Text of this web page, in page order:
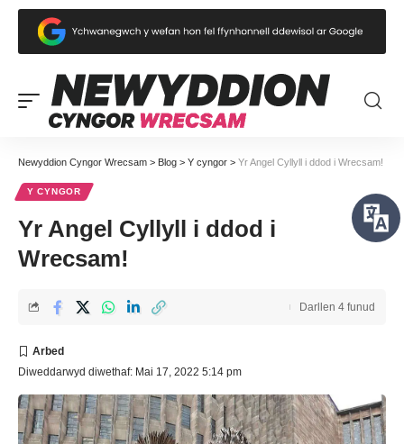
Newyddion Cyngor Wrecsam > Blog > Y cyngor > Yr Angel Cyllyll i ddod i Wrecsam!
Y CYNGOR
Yr Angel Cyllyll i ddod i
Wrecsam!
Diweddarwyd diwethaf: Mai 17, 2022 5:14 pm
Darllen 4 funud